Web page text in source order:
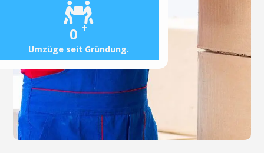
0 +
Umzüge seit Gründung.